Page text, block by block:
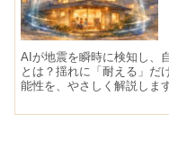
AIが地震を瞬時に検知し、
とは？揺れに「耐える」だ
能性を、やさしく解説します